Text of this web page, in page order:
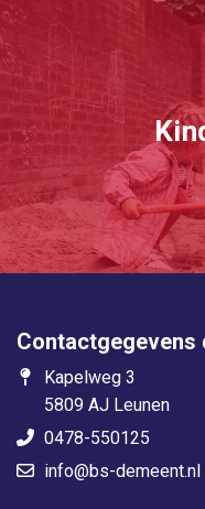
Contactgegevens
Kapelweg 3
5809 AJ Leunen
0478-550125
info@bs-demeent.nl